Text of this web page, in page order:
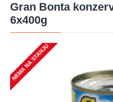
Gran Bonta
6x400g
NEMA NA STANJU